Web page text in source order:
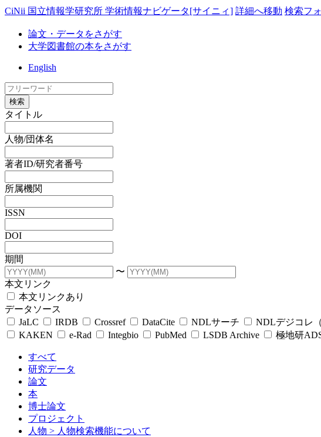
CiNii 国立情報学研究所 学術情報ナビゲータ[サイニィ] 詳細へ移動 検索フ
論文・データをさがす
大学図書館の本をさがす
English
検索
タイトル
人物/団体名
著者ID/研究者番号
所属機関
ISSN
DOI
期間
〜
本文リンク
本文リンクあり
データソース
JaLC
IRDB Crossref DataCite NDLサーチ NDLデジコレ
KAKEN
e-Rad Integbio PubMed LSDB Archive 極地研
すべて
研究データ
論文
本
博士論文
プロジェクト
人物 > 人物検索機能について